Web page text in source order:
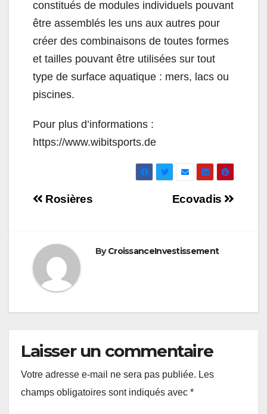
constitués de modules individuels pouvant
être assemblés les uns aux autres pour
créer des combinaisons de toutes formes
et tailles pouvant être utilisées sur tout
type de surface aquatique : mers, lacs ou
piscines.
Pour plus d’informations :
https://www.wibitsports.de
Navigation
l’article
Ecovadis
Rosières
ByCroissanceInvestissement
Laisser un commentaire
Votre adresse e-mail ne sera pas publiée. Les
champs obligatoires sont indiqués avec *